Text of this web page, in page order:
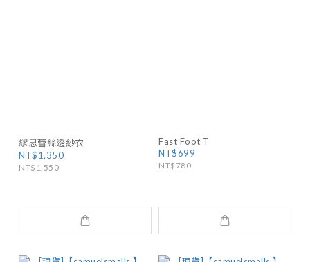
繆思蕾絲透紗衣
NT$1,350
NT$1,550
Fast Foot T
NT$699
NT$780